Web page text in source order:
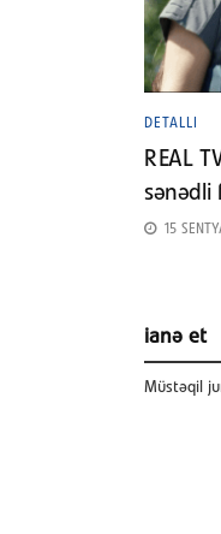
DETALLI
REAL
sənədli
15
ianə et
Müstəqil